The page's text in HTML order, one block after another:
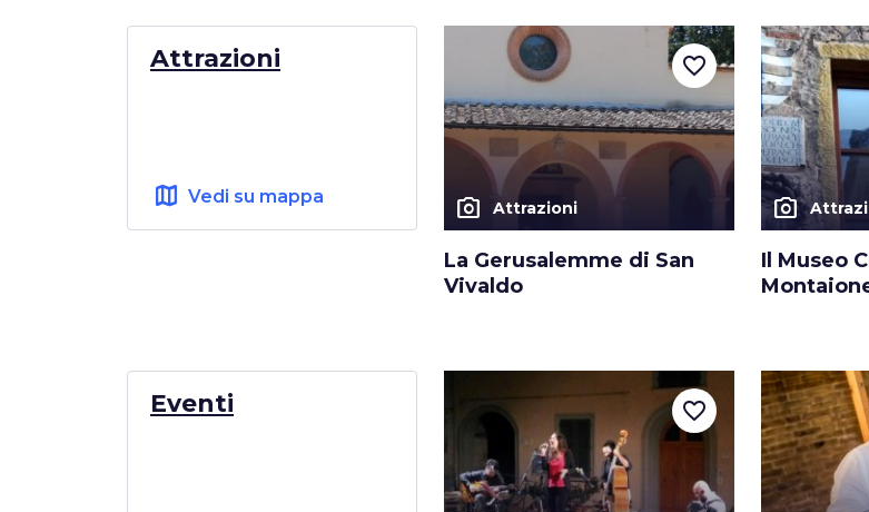
Attrazioni
map Vedi su mappa photo_camera Attrazioni
La Gerusalemme di San
Vivaldo
favorite_border
photo_camera
Il Museo
Eventi favorite_border